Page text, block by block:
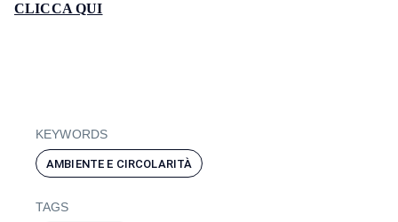
CLICCA QUI
KEYWORDS
AMBIENTE E CIRCOLARITÀ
TAGS